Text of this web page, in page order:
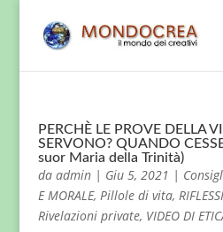
PERCHÈ LE PROVE DELLA
SERVONO? QUANDO
suor Maria della Trinità)
da admin| Giu 5, 2021 |
E MORALE, Pillole di vita,
Rivelazioni private, VIDEO DI